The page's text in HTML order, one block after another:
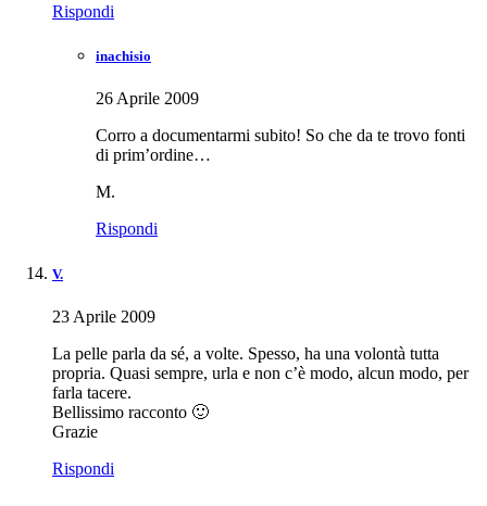
Rispondi
inachisio
26 Aprile 2009
Corro a documentarmi subito! So che da te trovo fonti
di prim’ordine…
M.
Rispondi
V.
23 Aprile 2009
La pelle parla da sé, a volte. Spesso, ha una volontà tutta
propria. Quasi sempre, urla e non c’è modo, alcun modo, per
farla tacere.
Bellissimo racconto 🙂
Grazie
Rispondi